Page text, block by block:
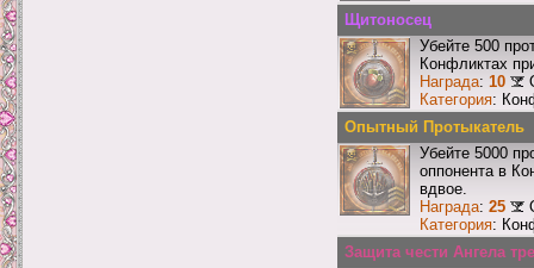
Щитоносец
Убейте 500
Конфликтах
Награда: 10
Категория:
Опытный Протыкатель
Убейте 5000
оппонента в
вдвое.
Награда: 25
Категория:
Защита чести Ангела